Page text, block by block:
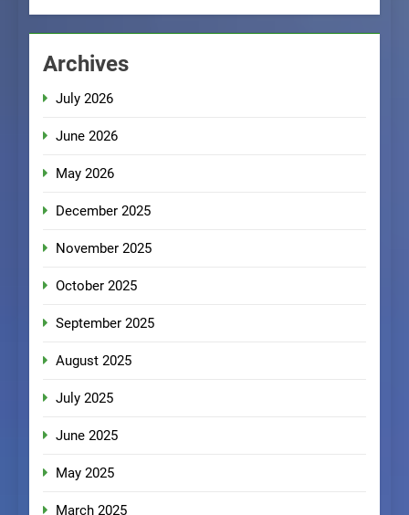
Archives
July 2026
June 2026
May 2026
December 2025
November 2025
October 2025
September 2025
August 2025
July 2025
June 2025
May 2025
March 2025